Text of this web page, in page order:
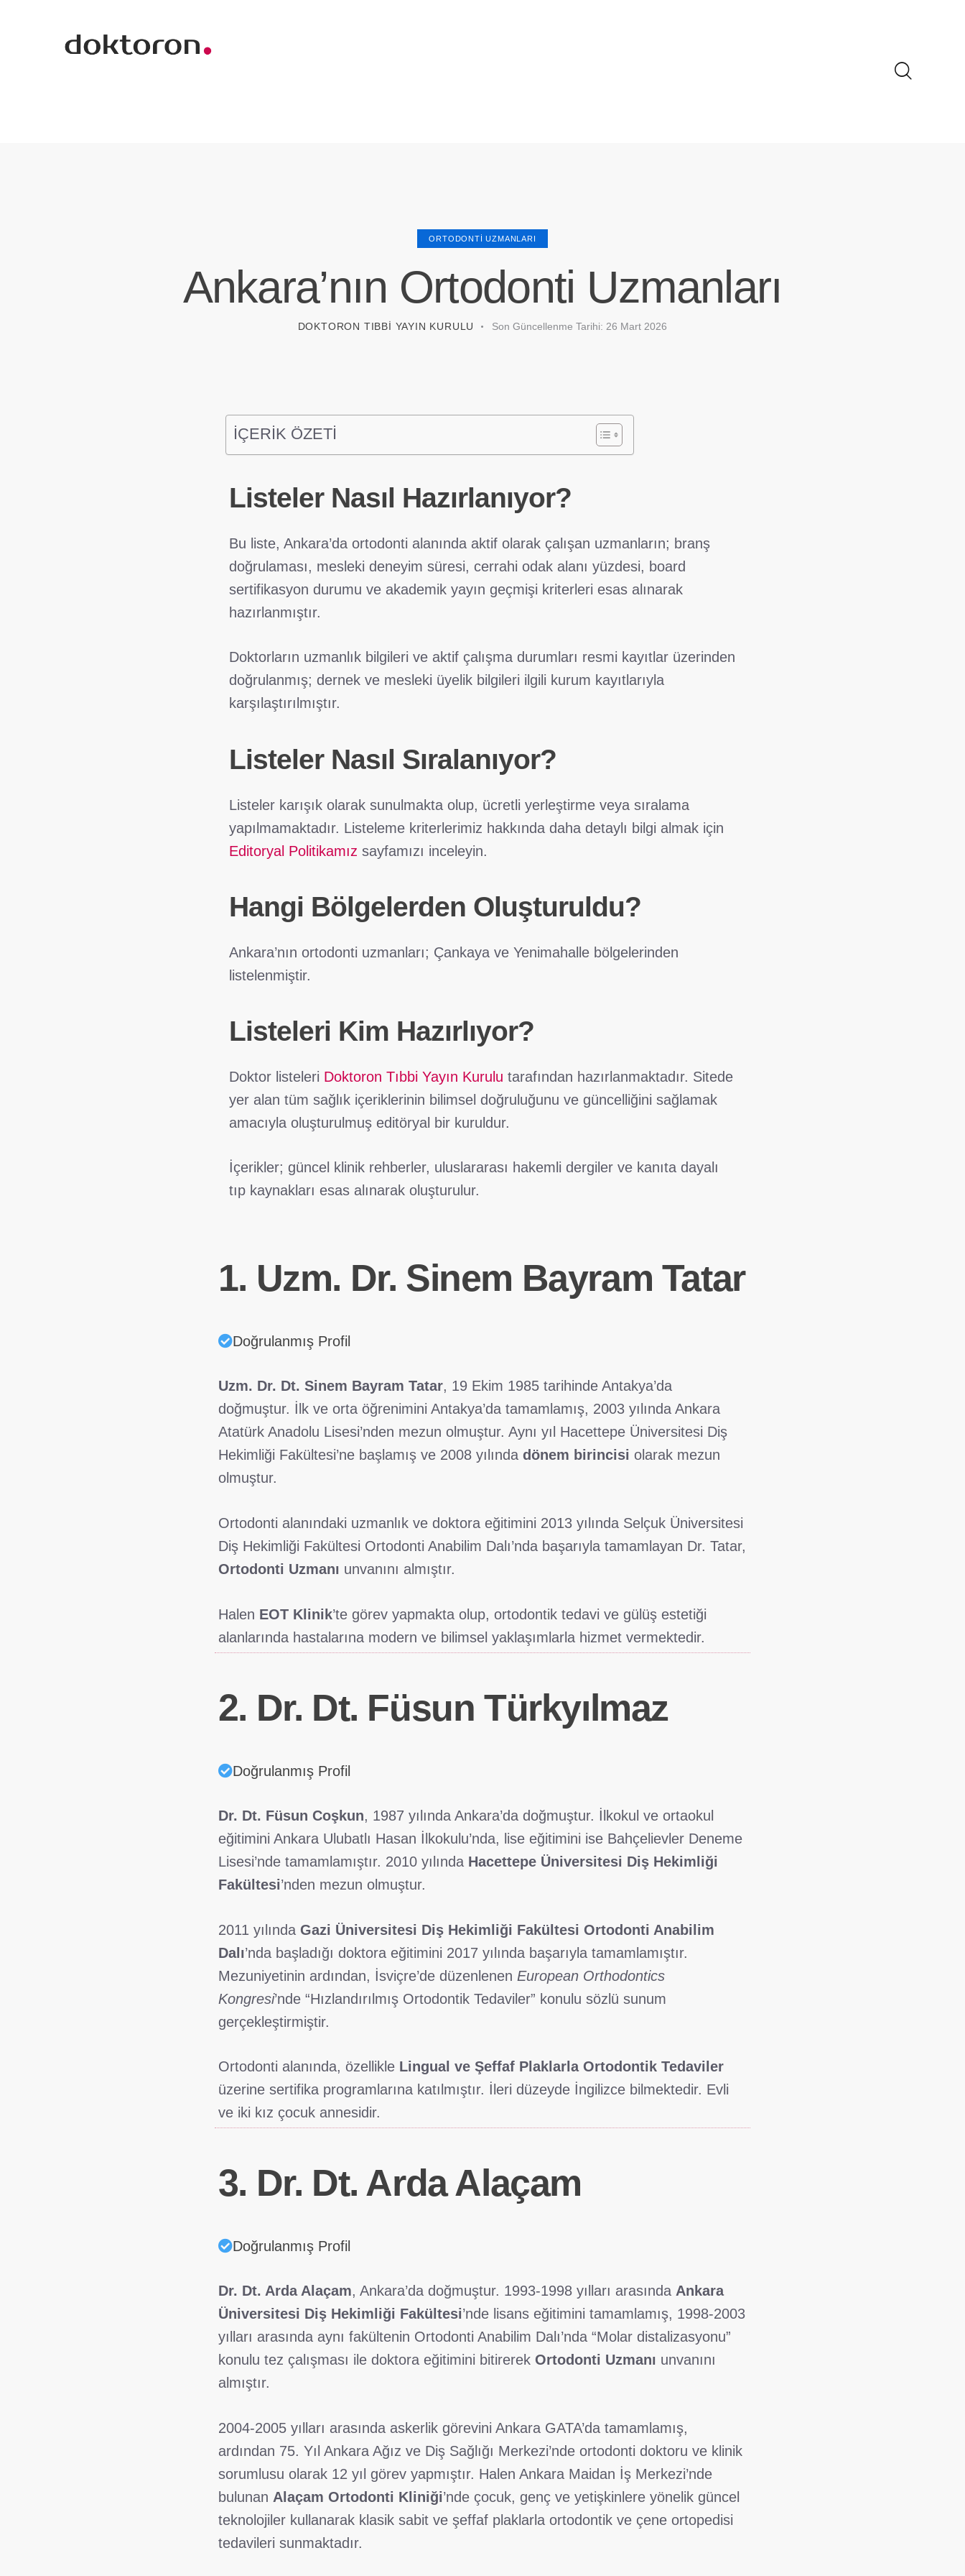
ORTODONTI UZMANLARI
Ankara’nın Ortodonti Uzmanları
DOKTORON TIBBI YAYIN KURULU Son Güncellenme Tarihi: 26 Mart 2026
İÇERİK ÖZETİ
Listeler Nasıl Hazırlanıyor?
Bu liste, Ankara’da ortodonti alanında aktif olarak çalışan uzmanların; branş
doğrulaması, mesleki deneyim süresi, cerrahi odak alanı yüzdesi, board
sertifikasyon durumu ve akademik yayın geçmişi kriterleri esas alınarak
hazırlanmıştır.
Doktorların uzmanlık bilgileri ve aktif çalışma durumları resmi kayıtlar üzerinden
doğrulanmış; dernek ve mesleki üyelik bilgileri ilgili kurum kayıtlarıyla
karşılaştırılmıştır.
Listeler Nasıl Sıralanıyor?
Listeler karışık olarak sunulmakta olup, ücretli yerleştirme veya sıralama
yapılmamaktadır. Listeleme kriterlerimiz hakkında daha detaylı bilgi almak için
Editoryal Politikamız sayfamızı inceleyin.
Hangi Bölgelerden Oluşturuldu?
Ankara’nın ortodonti uzmanları; Çankaya ve Yenimahalle bölgelerinden
listelenmiştir.
Listeleri Kim Hazırlıyor?
Doktor listeleri Doktoron Tıbbi Yayın Kurulu tarafından hazırlanmaktadır. Sitede
yer alan tüm sağlık içeriklerinin bilimsel doğruluğunu ve güncelliğini sağlamak
amacıyla oluşturulmuş editöryal bir kuruldur.
İçerikler; güncel klinik rehberler, uluslararası hakemli dergiler ve kanıta dayalı
tıp kaynakları esas alınarak oluşturulur.
1. Uzm. Dr. Sinem Bayram Tatar
Doğrulanmış Profil
Uzm. Dr. Dt. Sinem Bayram Tatar, 19 Ekim 1985 tarihinde Antakya’da
doğmuştur. İlk ve orta öğrenimini Antakya’da tamamlamış, 2003 yılında Ankara
Atatürk Anadolu Lisesi’nden mezun olmuştur. Aynı yıl Hacettepe Üniversitesi Diş
Hekimliği Fakültesi’ne başlamış ve 2008 yılında dönem birincisi olarak mezun
olmuştur.
Ortodonti alanındaki uzmanlık ve doktora eğitimini 2013 yılında Selçuk Üniversitesi
Diş Hekimliği Fakültesi Ortodonti Anabilim Dalı’nda başarıyla tamamlayan Dr. Tatar,
Ortodonti Uzmanı unvanını almıştır.
Halen EOT Klinik’te görev yapmakta olup, ortodontik tedavi ve gülüş estetiği
alanlarında hastalarına modern ve bilimsel yaklaşımlarla hizmet vermektedir.
2. Dr. Dt. Füsun Türkyılmaz
Doğrulanmış Profil
Dr. Dt. Füsun Coşkun, 1987 yılında Ankara’da doğmuştur. İlkokul ve ortaokul
eğitimini Ankara Ulubatlı Hasan İlkokulu’nda, lise eğitimini ise Bahçelievler Deneme
Lisesi’nde tamamlamıştır. 2010 yılında Hacettepe Üniversitesi Diş Hekimliği
Fakültesi’nden mezun olmuştur.
2011 yılında Gazi Üniversitesi Diş Hekimliği Fakültesi Ortodonti Anabilim
Dalı’nda başladığı doktora eğitimini 2017 yılında başarıyla tamamlamıştır.
Mezuniyetinin ardından, İsviçre’de düzenlenen European Orthodontics
Kongresi’nde “Hızlandırılmış Ortodontik Tedaviler” konulu sözlü sunum
gerçekleştirmiştir.
Ortodonti alanında, özellikle Lingual ve Şeffaf Plaklarla Ortodontik Tedaviler
üzerine sertifika programlarına katılmıştır. İleri düzeyde İngilizce bilmektedir. Evli
ve iki kız çocuk annesidir.
3. Dr. Dt. Arda Alaçam
Doğrulanmış Profil
Dr. Dt. Arda Alaçam, Ankara’da doğmuştur. 1993-1998 yılları arasında Ankara
Üniversitesi Diş Hekimliği Fakültesi’nde lisans eğitimini tamamlamış, 1998-2003
yılları arasında aynı fakültenin Ortodonti Anabilim Dalı’nda “Molar distalizasyonu”
konulu tez çalışması ile doktora eğitimini bitirerek Ortodonti Uzmanı unvanını
almıştır.
2004-2005 yılları arasında askerlik görevini Ankara GATA’da tamamlamış,
ardından 75. Yıl Ankara Ağız ve Diş Sağlığı Merkezi’nde ortodonti doktoru ve klinik
sorumlusu olarak 12 yıl görev yapmıştır. Halen Ankara Maidan İş Merkezi’nde
bulunan Alaçam Ortodonti Kliniği’nde çocuk, genç ve yetişkinlere yönelik güncel
teknolojiler kullanarak klasik sabit ve şeffaf plaklarla ortodontik ve çene ortopedisi
tedavileri sunmaktadır.